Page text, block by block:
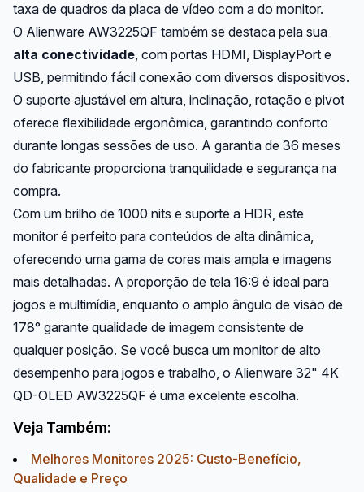
taxa de quadros da placa de vídeo com a do monitor.
O Alienware AW3225QF também se destaca pela sua
alta conectividade, com portas HDMI, DisplayPort e
USB, permitindo fácil conexão com diversos dispositivos.
O suporte ajustável em altura, inclinação, rotação e pivot
oferece flexibilidade ergonômica, garantindo conforto
durante longas sessões de uso. A garantia de 36 meses
do fabricante proporciona tranquilidade e segurança na
compra.
Com um brilho de 1000 nits e suporte a HDR, este
monitor é perfeito para conteúdos de alta dinâmica,
oferecendo uma gama de cores mais ampla e imagens
mais detalhadas. A proporção de tela 16:9 é ideal para
jogos e multimídia, enquanto o amplo ângulo de visão de
178° garante qualidade de imagem consistente de
qualquer posição. Se você busca um monitor de alto
desempenho para jogos e trabalho, o Alienware 32" 4K
QD-OLED AW3225QF é uma excelente escolha.
Veja Também:
Melhores Monitores 2025: Custo-Benefício,
Qualidade e Preço